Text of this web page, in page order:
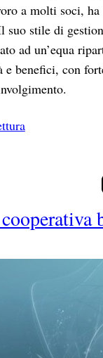
a molti soci, ha
stile di
ad un’equa
e benefici, con